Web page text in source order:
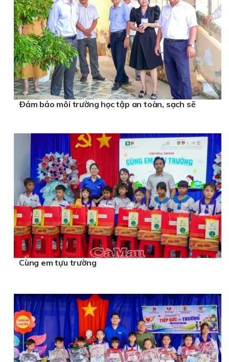
Ðảm bảo môi trường học tập an toàn, sạch sẽ
Cùng em tựu trường